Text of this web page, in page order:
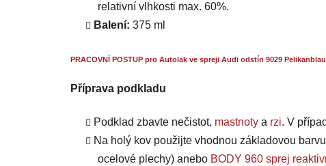
relativní vlhkosti max. 60%.
Balení: 375 ml
PRACOVNÍ POSTUP pro Autolak ve spreji Audi odstín 9029 Pelikanblau
Příprava podkladu
Podklad zbavte nečistot, mastnoty a rzi. V
Na holý kov použijte vhodnou základovou
ocelové plechy) anebo BODY 960 sprej